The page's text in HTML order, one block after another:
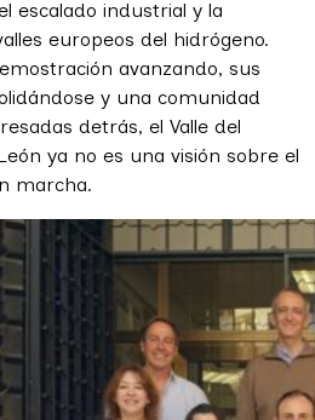
escalado industrial y la
europeos del hidrógeno.
avanzando, sus
y una comunidad
detrás, el Valle del
ya no es una visión sobre el
marcha.